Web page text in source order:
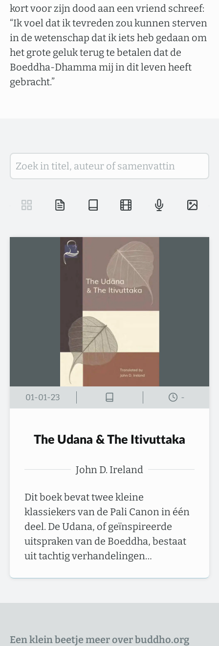
kort voor zijn dood aan een vriend schreef:
“Ik voel dat ik tevreden zou kunnen sterven
in de wetenschap dat ik iets heb gedaan om
het grote geluk terug te betalen dat de
Boeddha-Dhamma mij in dit leven heeft
gebracht.”
01-01-23 -
The Udana & The Itivuttaka
John D. Ireland
Dit boek bevat twee kleine
klassiekers van de Pali Canon in één
deel. De Udana, of geïnspireerde
uitspraken van de Boeddha, bestaat
uit tachtig verhandelingen…
Een klein beetje meer over buddho.org